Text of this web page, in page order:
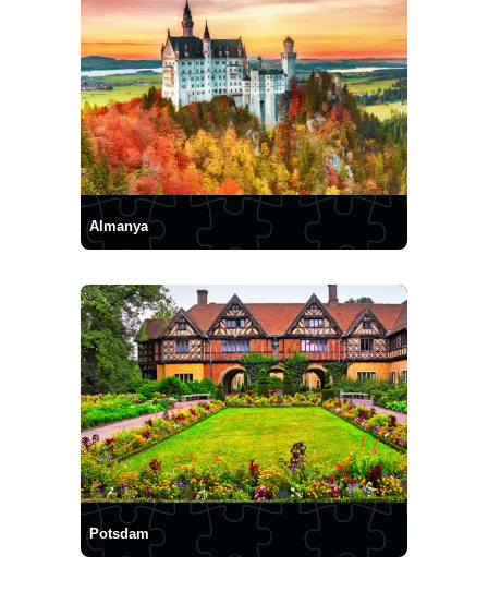
Almanya
Potsdam